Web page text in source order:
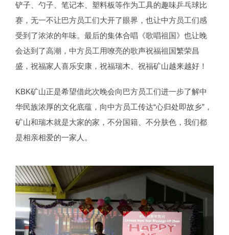
铲子、勺子、笔记本、塑料板等作为工具的趣味乒乓球比
赛，无一不让巴方员工们大开了眼界，也让中方员工们感
受到了浓浓的年味。最后的集体合唱《歌唱祖国》也让晚
会达到了高潮，中方员工用嘹亮的歌声祝福祖国繁荣昌
盛，祝福家人喜乐安康，祝福瑞木、祝福矿山越来越好！
KBK矿山正是希望借此次晚会向巴方员工们进一步了解中
华民族浓厚的文化底蕴，向中方员工传达“心归处即故乡”，
矿山和瑞木就是大家的家，不分国籍、不分肤色，我们都
是相亲相爱的一家人。